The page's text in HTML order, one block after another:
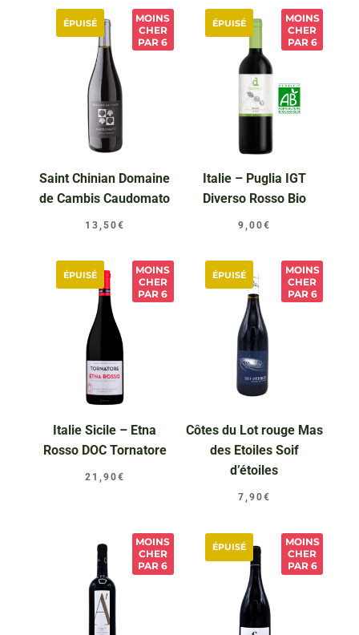
MOINS
CHER
PAR 6
ÉPUISÉ
Saint Chinian Domaine
de Cambis Caudomato
13,50€
MOINS
CHER
PAR 6
ÉPUISÉ
Italie – Puglia IGT
Diverso Rosso Bio
9,00€
MOINS
CHER
PAR 6
ÉPUISÉ
Italie Sicile – Etna
Rosso DOC Tornatore
21,90€
MOINS
CHER
PAR 6
ÉPUISÉ
Côtes du Lot rouge Mas
des Etoiles Soif
d’étoiles
7,90€
MOINS
CHER
PAR 6
MOINS
CHER
PAR 6
ÉPUISÉ